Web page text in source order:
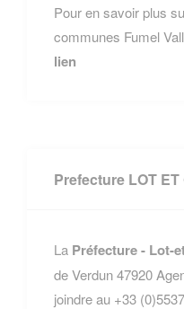
Pour en savoir plus
communes Fumel
lien
Prefecture LOT ET
La Préfecture - Lot-
de Verdun 47920
joindre au +33